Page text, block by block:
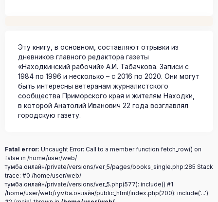
Эту книгу, в основном, составляют отрывки из
дневников главного редактора газеты
«Находкинский рабочий» А.И. Табачкова. Записи с
1984 по 1996 и несколько – с 2016 по 2020. Они могут
быть интересны ветеранам журналистского
сообщества Приморского края и жителям Находки,
в которой Анатолий Иванович 22 года возглавлял
городскую газету.
Fatal error: Uncaught Error: Call to a member function fetch_row() on
false in /home/user/web/
тумба.онлайн/private/versions/ver_5/pages/books_single.php:285 Stack
trace: #0 /home/user/web/
тумба.онлайн/private/versions/ver_5.php(577): include() #1
/home/user/web/тумба.онлайн/public_html/index.php(200): include('...')